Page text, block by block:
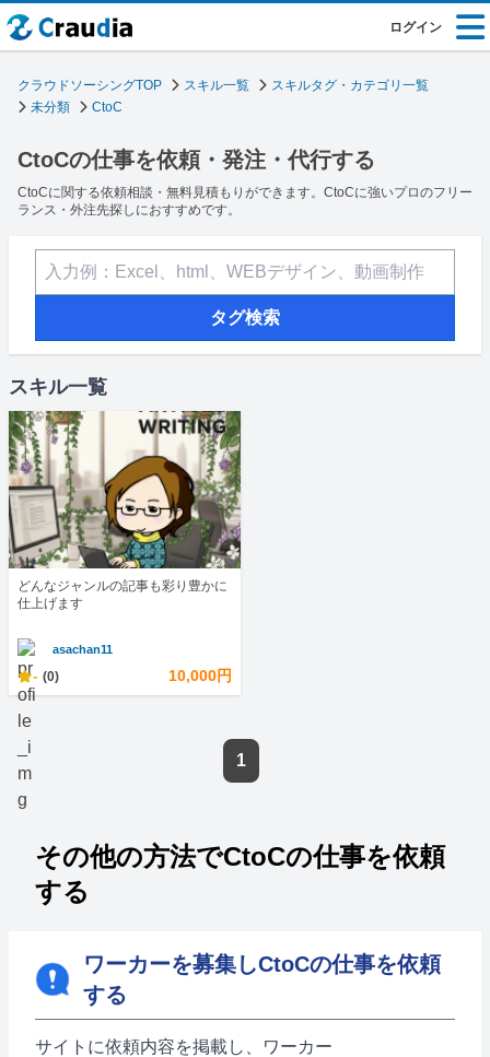
ログイン
クラウドソーシングTOP スキル一覧
スキルタグ・カテゴリ一覧
未分類
CtoC
CtoCの仕事を依頼・発注・代行する
CtoCに関する依頼相談・無料見積もりができます。CtoCに強いプロのフリー
ランス・外注先探しにおすすめです。
タグ検索
スキル一覧
どんなジャンルの記事も彩り豊かに
仕上げます
asachan11
- (0) 10,000円
1
その他の方法でCtoCの仕事を依頼
する
ワーカーを募集しCtoCの仕事を依頼
する
サイトに依頼内容を掲載し、ワーカー